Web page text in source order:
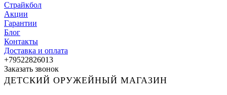
Страйкбол
Акции
Гарантии
Блог
Контакты
Доставка и оплата
+79522826013
Заказать звонок
ДЕТСКИЙ ОРУЖЕЙНЫЙ МАГАЗИН